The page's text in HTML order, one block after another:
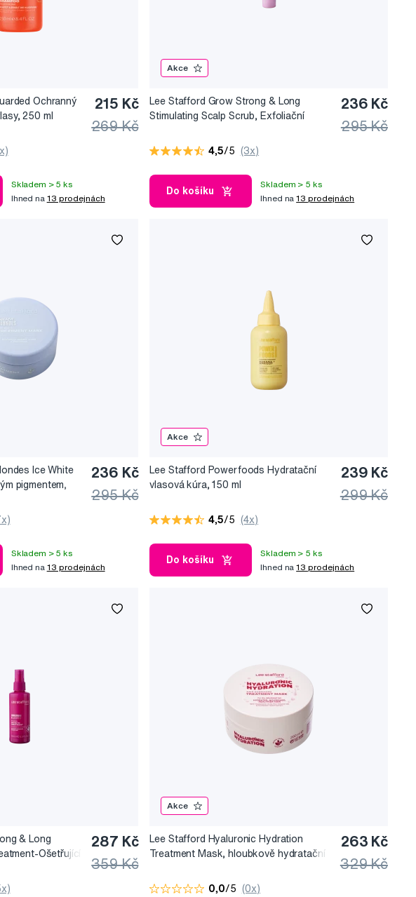
Ochranný
250 ml
215 Kč
269 Kč
Skladem > 5 ks
Ihned na 13 prodejnách
Akce
Lee Stafford Grow Strong & Long
Stimulating Scalp Scrub, Exfoliační
růst vlasů, 100 ml
236 Kč
295 Kč
4,5/5 (3x)
Do košíku
Skladem > 5 ks
Ihned na13 prodejnách
Ice White
pigmentem,
236 Kč
295 Kč
Skladem > 5 ks
Ihned na 13 prodejnách
Akce
Lee Stafford Powerfoods Hydratační
vlasová kúra, 150 ml
239 Kč
299 Kč
4,5/5 (4x)
Do košíku
Skladem > 5 ks
Ihned na13 prodejnách
& Long
Ošetřující
287 Kč
359 Kč
Akce
Lee Stafford Hyaluronic Hydration
Treatment Mask, hloubkově hydratační
263 Kč
329 Kč
0,0/5 (0x)